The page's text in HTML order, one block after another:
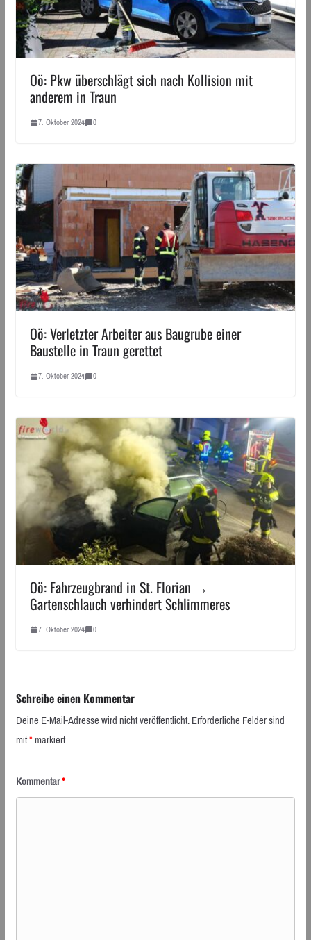
Oö: Pkw überschlägt sich nach Kollision mit
anderem in Traun
7. Oktober 2024 0
Oö: Verletzter Arbeiter aus Baugrube einer
Baustelle in Traun gerettet
7. Oktober 2024 0
Oö: Fahrzeugbrand in St. Florian →
Gartenschlauch verhindert Schlimmeres
7. Oktober 2024 0
Schreibe einen Kommentar
Deine E-Mail-Adresse wird nicht veröffentlicht.Erforderliche Felder sind
mit*markiert
Kommentar*